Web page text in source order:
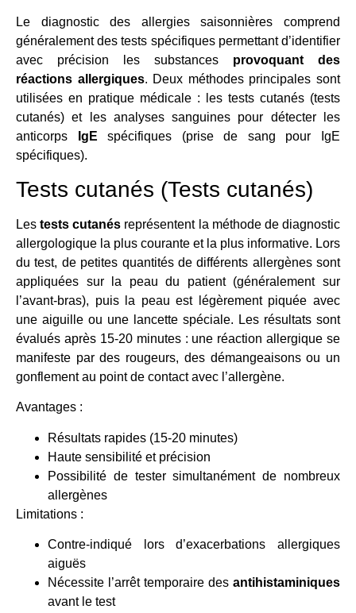
Le diagnostic des allergies saisonnières comprend
généralement des tests spécifiques permettant d’identifier
avec précision les substances provoquant des
réactions allergiques. Deux méthodes principales sont
utilisées en pratique médicale : les tests cutanés (tests
cutanés) et les analyses sanguines pour détecter les
anticorps
IgE spécifiques (prise de sang pour IgE
spécifiques).
Tests cutanés (Tests cutanés)
Lestests cutanés représentent la méthode de diagnostic
allergologique la plus courante et la plus informative. Lors
du test, de petites quantités de différents allergènes sont
appliquées sur la peau du patient (généralement sur
l’avant-bras), puis la peau est légèrement piquée avec
une aiguille ou une lancette spéciale. Les résultats sont
évalués après 15-20 minutes : une réaction allergique se
manifeste par des rougeurs, des démangeaisons ou un
gonflement au point de contact avec l’allergène.
Avantages :
Résultats rapides (15-20 minutes)
Haute sensibilité et précision
Possibilité de tester simultanément de nombreux
allergènes
Limitations :
Contre-indiqué lors d’exacerbations allergiques
aiguës
Nécessite l’arrêt temporaire des antihistaminiques
avant le test